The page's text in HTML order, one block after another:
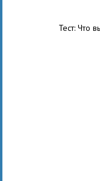
Тест: Что